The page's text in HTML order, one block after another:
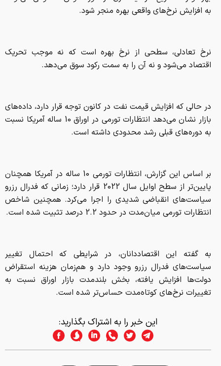
به افزایش نرخ‌های واقعی بهره منجر شود.
نرخ تعادلی، سطحی از نرخ بهره است که نه موجب تحریک
اقتصاد می‌شود و نه آن را به سمت رکود سوق می‌دهد.
در حالی که افزایش قیمت نفت در کانون توجه قرار دارد، داده‌های
بازار نشان می‌دهد انتظارات تورمی در اوراق 10 ساله آمریکا نسبت
به دوره‌های قبلی رشد محدودی داشته است.
بر اساس این گزارش، انتظارات تورمی 10 ساله در آمریکا همچنان
پایین‌تر از سطح اوایل سال 2022 قرار دارد؛ زمانی که فدرال رزرو
سیاست‌های انقباضی شدیدی را اجرا می‌کرد. همچنین شاخص
انتظارات تورمی میان‌مدت در حدود 2.2 درصد تثبیت شده است.
به گفته این اقتصاددانان، در شرایطی که احتمال تغییر
سیاست‌های فدرال رزرو وجود دارد و هم‌زمان هزینه استقراض
دولت‌ها افزایش یافته، بخش بلندمدت بازار اوراق نسبت به
تغییرات نرخ‌های کوتاه‌مدت حساس‌تر شده است.
این خبر را به اشتراک بگذارید: